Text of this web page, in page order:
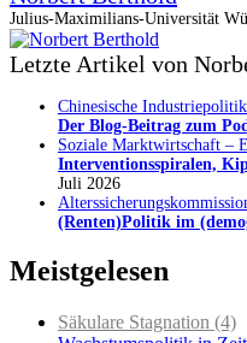
Julius-Maximilians-Universität
Letzte Artikel von
Chinesische
Der Blog-Beitrag zum
Soziale Marktwirtschaft –
Interventionsspiralen,
Juli 2026
(Renten)Politik im
Meistgelesen
Säkulare Stagnation (4)